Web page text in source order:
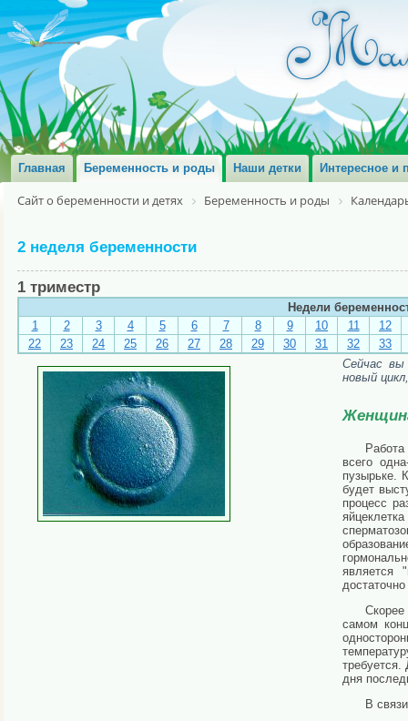
Главная Беременность и роды Наши детки Интересное и
Сайт о беременности и детях Беременность и роды
2 неделя беременности
1 триместр
Недели
1
2 3 4 5 6 7 8 9 10 11
12
22
23 24 25 26 27 28 29 30 31 32
33
Сейчас вы
новый
всего
пузырьке.
будет
процесс
является
самом
требуется.
дня
В